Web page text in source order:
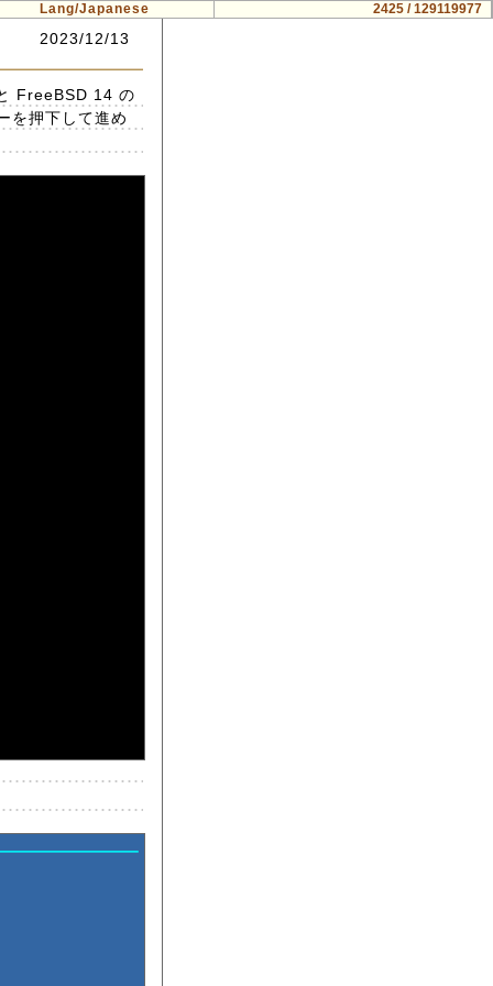
Lang/Japanese
2425 / 129119977
2023/12/13
FreeBSD 14 の
を押下して進め